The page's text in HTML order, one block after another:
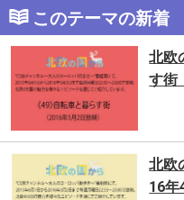
このテーマの新着
北欧
す街
北欧
16年